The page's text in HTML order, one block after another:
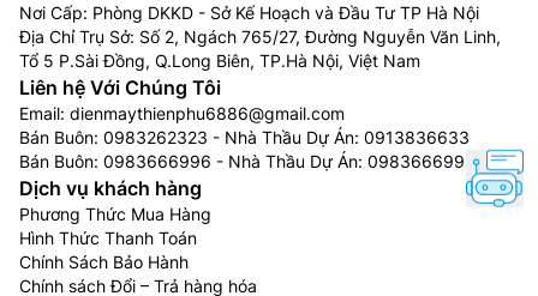
Nơi Cấp: Phòng DKKD - Sở Kế Hoạch và Đầu Tư TP Hà Nội
Địa Chỉ Trụ Sở: Số 2, Ngách 765/27, Đường Nguyễn Văn Linh,
Tổ 5 P.Sài Đồng, Q.Long Biên, TP.Hà Nội, Việt Nam
Liên hệ Với Chúng Tôi
Email: dienmaythienphu6886@gmail.com
Bán Buôn: 0983262323 - Nhà Thầu Dự Án: 0913836633
Bán Buôn: 0983666996 - Nhà Thầu Dự Án: 0983666996
Dịch vụ khách hàng
Phương Thức Mua Hàng
Hình Thức Thanh Toán
Chính Sách Bảo Hành
Chính sách Đổi – Trả hàng hóa